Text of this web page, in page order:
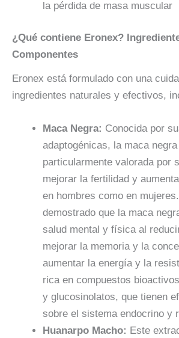
la pérdida de masa muscular
¿Qué contiene Eronex?
Componentes
Eronex está formulado con una
ingredientes naturales y efectivos,
Maca Negra: Conocida por
adaptogénicas, la maca
particularmente valorada por
mejorar la fertilidad y
en hombres como en
demostrado que la maca
salud mental y física al
mejorar la memoria y la
aumentar la energía y la
rica en compuestos
y glucosinolatos, que tienen
sobre el sistema endocrino y
Huanarpo Macho: Este